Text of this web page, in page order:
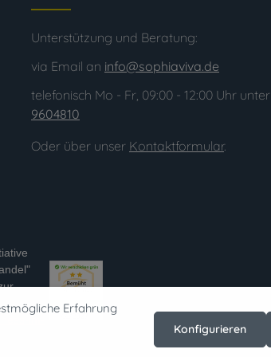
Unterstützung und Beratung:
via Email an info@sophiaviva.de
telefonisch Mo - Fr, 09:00 - 12:00 Uhr unter
9604810
Oder über unser Kontaktformular.
im-
Erfahrung
Konfigurieren